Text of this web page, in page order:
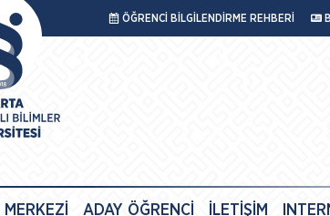
ÖĞRENCİ BİLGİLENDİRME REHBERİ
MERKEZİ ADAY ÖĞRENCİ İLETİŞİM